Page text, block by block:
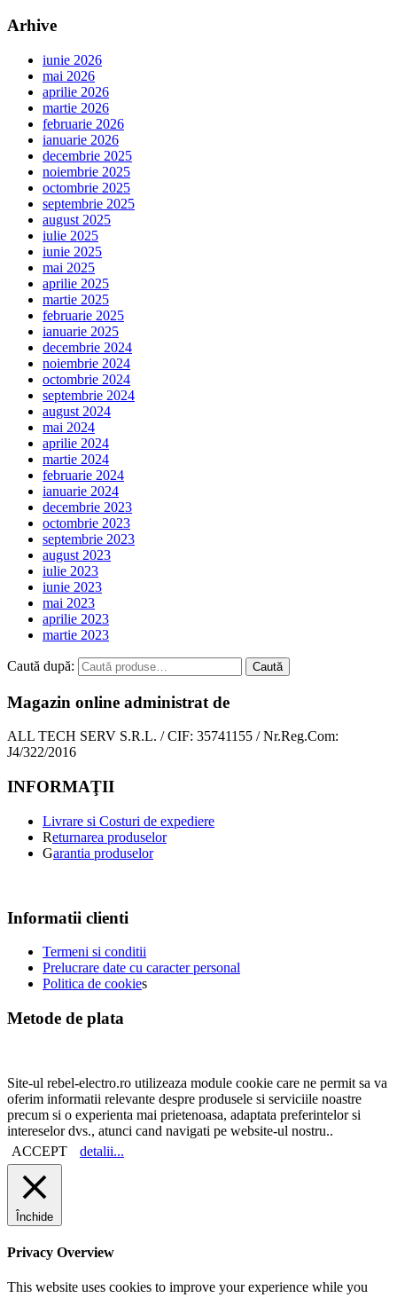
Arhive
iunie 2026
mai 2026
aprilie 2026
martie 2026
februarie 2026
ianuarie 2026
decembrie 2025
noiembrie 2025
octombrie 2025
septembrie 2025
august 2025
iulie 2025
iunie 2025
mai 2025
aprilie 2025
martie 2025
februarie 2025
ianuarie 2025
decembrie 2024
noiembrie 2024
octombrie 2024
septembrie 2024
august 2024
mai 2024
aprilie 2024
martie 2024
februarie 2024
ianuarie 2024
decembrie 2023
octombrie 2023
septembrie 2023
august 2023
iulie 2023
iunie 2023
mai 2023
aprilie 2023
martie 2023
Caută după: Caută
Magazin online administrat de
ALL TECH SERV S.R.L. / CIF: 35741155 / Nr.Reg.Com:
J4/322/2016
INFORMAŢII
Livrare si Costuri de expediere
Returnarea produselor
Garantia produselor
Informatii clienti
Termeni si conditii
Prelucrare date cu caracter personal
Politica de cookies
Metode de plata
Site-ul rebel-electro.ro utilizeaza module cookie care ne permit sa va
oferim informatii relevante despre produsele si serviciile noastre
precum si o experienta mai prietenoasa, adaptata preferintelor si
intereselor dvs., atunci cand navigati pe website-ul nostru..
ACCEPT
detalii...
Închide
Privacy Overview
This website uses cookies to improve your experience while you